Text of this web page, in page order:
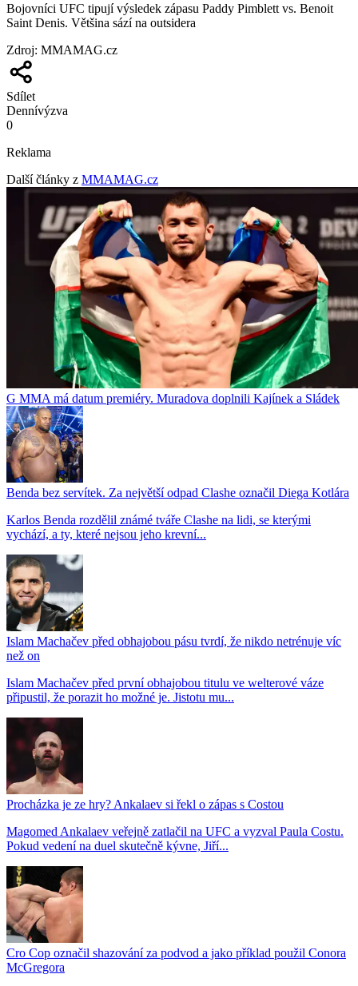
Bojovníci UFC tipují výsledek zápasu Paddy Pimblett vs. Benoit
Saint Denis. Většina sází na outsidera
Zdroj: MMAMAG.cz
Sdílet
Dennívýzva
0
Reklama
Další články z MMAMAG.cz
G MMA má datum premiéry. Muradova doplnili Kajínek a Sládek
Benda bez servítek. Za největší odpad Clashe označil Diega Kotlára
Karlos Benda rozdělil známé tváře Clashe na lidi, se kterými
vychází, a ty, které nejsou jeho krevní...
Islam Machačev před obhajobou pásu tvrdí, že nikdo netrénuje víc
než on
Islam Machačev před první obhajobou titulu ve welterové váze
připustil, že porazit ho možné je. Jistotu mu...
Procházka je ze hry? Ankalaev si řekl o zápas s Costou
Magomed Ankalaev veřejně zatlačil na UFC a vyzval Paula Costu.
Pokud vedení na duel skutečně kývne, Jiří...
Cro Cop označil shazování za podvod a jako příklad použil Conora
McGregora